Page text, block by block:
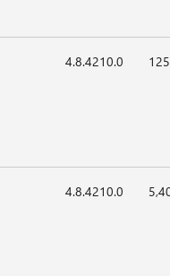
4.8.4210.0
4.8.4210.0